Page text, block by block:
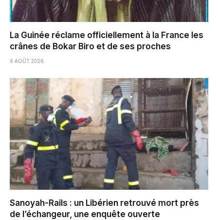
La Guinée réclame officiellement à la France les
crânes de Bokar Biro et de ses proches
6 AOÛT 2026
Sanoyah-Rails : un Libérien retrouvé mort près
de l’échangeur, une enquête ouverte